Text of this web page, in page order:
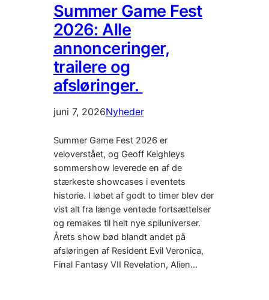
Summer Game Fest
2026: Alle
annonceringer,
trailere og
afsløringer.
juni 7, 2026Nyheder
Summer Game Fest 2026 er
veloverstået, og Geoff Keighleys
sommershow leverede en af de
stærkeste showcases i eventets
historie. I løbet af godt to timer blev der
vist alt fra længe ventede fortsættelser
og remakes til helt nye spiluniverser.
Årets show bød blandt andet på
afsløringen af Resident Evil Veronica,
Final Fantasy VII Revelation, Alien…